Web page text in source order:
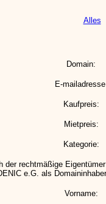
Alles
Domain:
E-
Kaufpreis:
Mietpreis:
Kategorie:
der rechtmäßige
e.G. als
Vorname: